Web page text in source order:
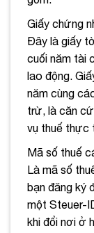
Giấy chứng
Đây là giấy
cuối năm tài
lao động.
năm cùng
trừ, là căn
vụ thuế thực
Mã số thuế
Là mã số
bạn đăng ký
một Steuer-
khi đổi nơi ở